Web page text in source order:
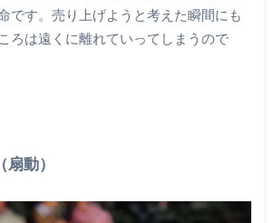
です。売り上げようと考えた瞬間にも
ろは遠くに離れていってしまうので
動）